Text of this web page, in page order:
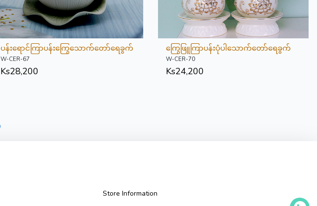
ပန်းရောင်ကြာပန်းကြွေသောက်တော်ရေခွက်
W-CER-67
Ks28,200
ကြွေဖြူကြာပန်းပုံပါသောက်တော်ရေခွက်
W-CER-70
Ks24,200
Store Information